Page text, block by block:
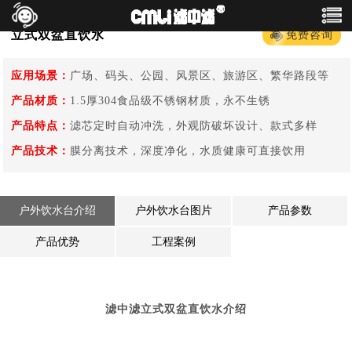
您的当前位置： 饮水机 >户外饮水台
立式双盆直饮水 免费咨询
应用场景： 广场、码头、公园、风景区、旅游区、繁华路段等
产品材质： 1.5厚304食品级不锈钢材质，永不生锈
产品特点：滤芯定时自动冲洗，外观防破坏设计、款式多样
产品技术： 膜分离技术，深度净化，水质健康可直接饮用
户外饮水台介绍 户外饮水台图片 产品参数
产品优势 工程案例
滤中滤立式双盆直饮水介绍